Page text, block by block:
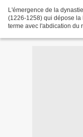
L'émergence de la
(1226-1258) qui dépose la
terme avec l'abdication du